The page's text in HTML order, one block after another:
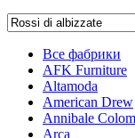
Все фабрики
AFK Furniture
Altamoda
American Drew
Annibale
Arca